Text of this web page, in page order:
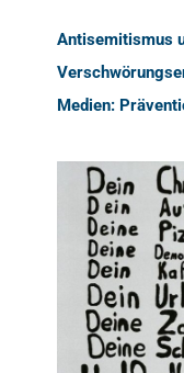
Antisemitismus
Medien: